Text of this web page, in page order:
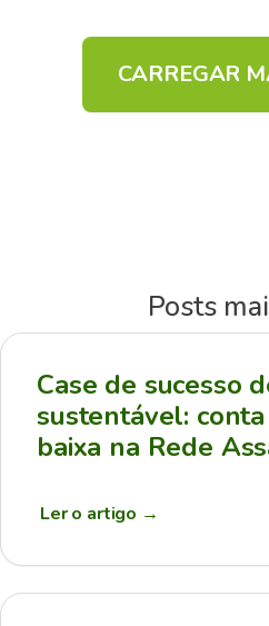
CARREGAR
Posts
Case de sucesso
sustentável:
baixa na Rede
Ler o artigo →